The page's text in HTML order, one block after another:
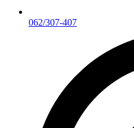
062/307-407